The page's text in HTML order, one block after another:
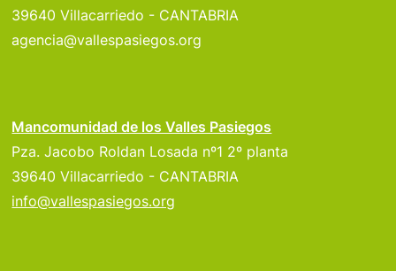
39640 Villacarriedo - CANTABRIA
agencia@vallespasiegos.org
Mancomunidad de los Valles Pasiegos
Pza. Jacobo Roldan Losada nº1 2º planta
39640 Villacarriedo - CANTABRIA
info@vallespasiegos.org